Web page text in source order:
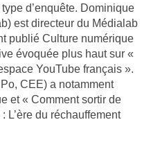
d’enquête. Dominique
est directeur du Médialab
publié Culture numérique
évoquée plus haut sur «
YouTube français ».
CEE) a notamment
et « Comment sortir de
L’ère du réchauffement